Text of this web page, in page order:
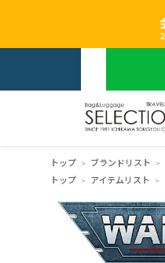
トップ ブランドリスト
トップ
アイテムリスト